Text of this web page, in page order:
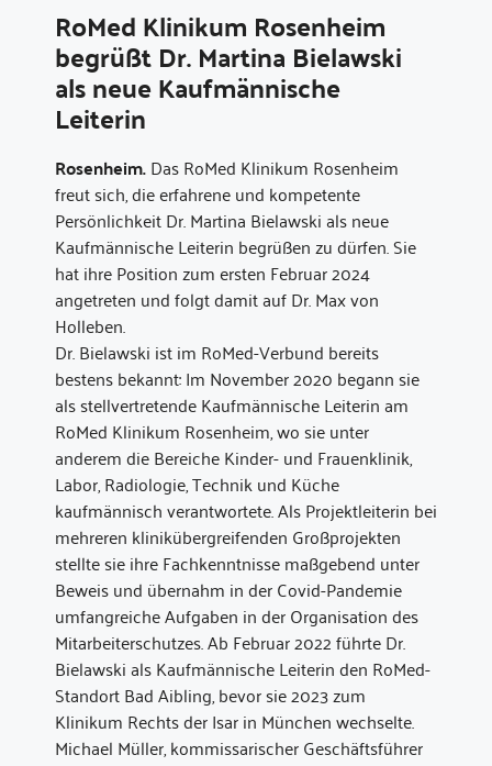
RoMed Klinikum Rosenheim
begrüßt Dr. Martina Bielawski
als neue Kaufmännische
Leiterin
Rosenheim.Das RoMed Klinikum Rosenheim
freut sich, die erfahrene und kompetente
Persönlichkeit Dr. Martina Bielawski als neue
Kaufmännische Leiterin begrüßen zu dürfen. Sie
hat ihre Position zum ersten Februar 2024
angetreten und folgt damit auf Dr. Max von
Holleben.
Dr. Bielawski ist im RoMed-Verbund bereits
bestens bekannt: Im November 2020 begann sie
als stellvertretende Kaufmännische Leiterin am
RoMed Klinikum Rosenheim, wo sie unter
anderem die Bereiche Kinder- und Frauenklinik,
Labor, Radiologie, Technik und Küche
kaufmännisch verantwortete. Als Projektleiterin bei
mehreren klinikübergreifenden Großprojekten
stellte sie ihre Fachkenntnisse maßgebend unter
Beweis und übernahm in der Covid-Pandemie
umfangreiche Aufgaben in der Organisation des
Mitarbeiterschutzes. Ab Februar 2022 führte Dr.
Bielawski als Kaufmännische Leiterin den RoMed-
Standort Bad Aibling, bevor sie 2023 zum
Klinikum Rechts der Isar in München wechselte.
Michael Müller, kommissarischer Geschäftsführer